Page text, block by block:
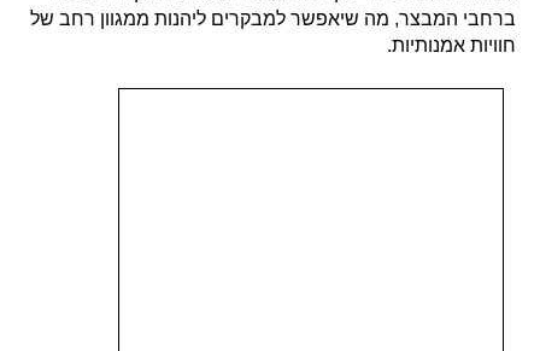
ברחבי המבצר, מה שיאפשר למבקרים ליהנות ממגוון רחב של
חוויות אמנותיות.